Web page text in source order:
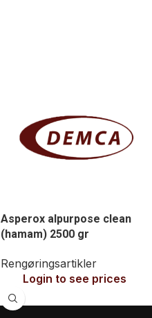
Asperox alpurpose clean
(hamam) 2500 gr
Rengøringsartikler
Login to see prices